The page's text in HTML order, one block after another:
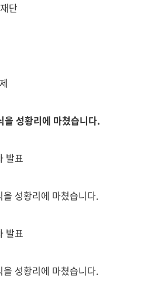
단
성황리에 마쳤습니다.
발표
성황리에 마쳤습니다.
발표
성황리에 마쳤습니다.